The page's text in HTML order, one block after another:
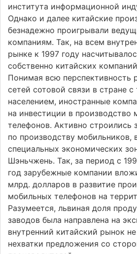
института информационной
Однако и далее китайские
безнадежно проигрывали
компаниям. Так, на всем
рынке к 1997 году
собственно китайских
Понимая всю перспективность
сетей сотовой связи в стране
населением, иностранные
на инвестиции в производство
телефонов. Активно строились
по производству мобильников,
специальных экономических
Шэньчжень. Так, за период с
год зарубежные компании
млрд. долларов в развитие
мобильных телефонов на
Разумеется, львиная доля
заводов была направлена на
внутренний китайский рынок
нехватки предложения со